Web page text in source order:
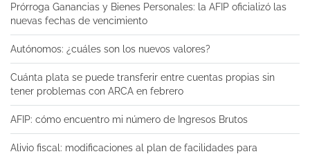
Prórroga Ganancias y Bienes Personales: la AFIP oficializó las
nuevas fechas de vencimiento
Autónomos: ¿cuáles son los nuevos valores?
Cuánta plata se puede transferir entre cuentas propias sin
tener problemas con ARCA en febrero
AFIP: cómo encuentro mi número de Ingresos Brutos
Alivio fiscal: modificaciones al plan de facilidades para